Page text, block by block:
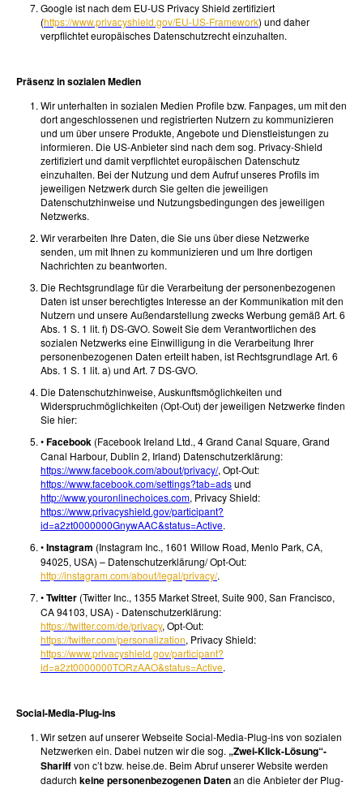
Google ist nach dem EU-US Privacy Shield zertifiziert
(https://www.privacyshield.gov/EU-US-Framework) und daher
verpflichtet europäisches Datenschutzrecht einzuhalten.
Präsenz in sozialen Medien
Wir unterhalten in sozialen Medien Profile bzw. Fanpages, um mit den
dort angeschlossenen und registrierten Nutzern zu kommunizieren
und um über unsere Produkte, Angebote und Dienstleistungen zu
informieren. Die US-Anbieter sind nach dem sog. Privacy-Shield
zertifiziert und damit verpflichtet europäischen Datenschutz
einzuhalten. Bei der Nutzung und dem Aufruf unseres Profils im
jeweiligen Netzwerk durch Sie gelten die jeweiligen
Datenschutzhinweise und Nutzungsbedingungen des jeweiligen
Netzwerks.
Wir verarbeiten Ihre Daten, die Sie uns über diese Netzwerke
senden, um mit Ihnen zu kommunizieren und um Ihre dortigen
Nachrichten zu beantworten.
Die Rechtsgrundlage für die Verarbeitung der personenbezogenen
Daten ist unser berechtigtes Interesse an der Kommunikation mit den
Nutzern und unsere Außendarstellung zwecks Werbung gemäß Art. 6
Abs. 1 S. 1 lit. f) DS-GVO. Soweit Sie dem Verantwortlichen des
sozialen Netzwerks eine Einwilligung in die Verarbeitung Ihrer
personenbezogenen Daten erteilt haben, ist Rechtsgrundlage Art. 6
Abs. 1 S. 1 lit. a) und Art. 7 DS-GVO.
Die Datenschutzhinweise, Auskunftsmöglichkeiten und
Widerspruchmöglichkeiten (Opt-Out) der jeweiligen Netzwerke finden
Sie hier:
•Facebook (Facebook Ireland Ltd., 4 Grand Canal Square, Grand
Canal Harbour, Dublin 2, Irland) Datenschutzerklärung:
https://www.facebook.com/about/privacy/, Opt-Out:
https://www.facebook.com/settings?tab=adsund
http://www.youronlinechoices.com, Privacy Shield:
https://www.privacyshield.gov/participant?
id=a2zt0000000GnywAAC&status=Active.
•Instagram (Instagram Inc., 1601 Willow Road, Menlo Park, CA,
94025, USA) – Datenschutzerklärung/ Opt-Out:
http://instagram.com/about/legal/privacy/.
•Twitter (Twitter Inc., 1355 Market Street, Suite 900, San Francisco,
CA 94103, USA) - Datenschutzerklärung:
https://twitter.com/de/privacy, Opt-Out:
https://twitter.com/personalization, Privacy Shield:
https://www.privacyshield.gov/participant?
id=a2zt0000000TORzAAO&status=Active.
Social-Media-Plug-ins
Wir setzen auf unserer Webseite Social-Media-Plug-ins von sozialen
Netzwerken ein. Dabei nutzen wir die sog. „Zwei-Klick-Lösung“-
Shariffvon c’t bzw. heise.de. Beim Abruf unserer Website werden
dadurch keine personenbezogenen Datenan die Anbieter der Plug-